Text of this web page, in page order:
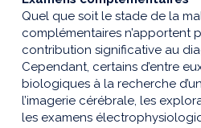
Quel que soit le stade de la
complémentaires n’apportent
contribution significative au
Cependant, certains d’entre
biologiques à la recherche
l’imagerie cérébrale, les
les examens